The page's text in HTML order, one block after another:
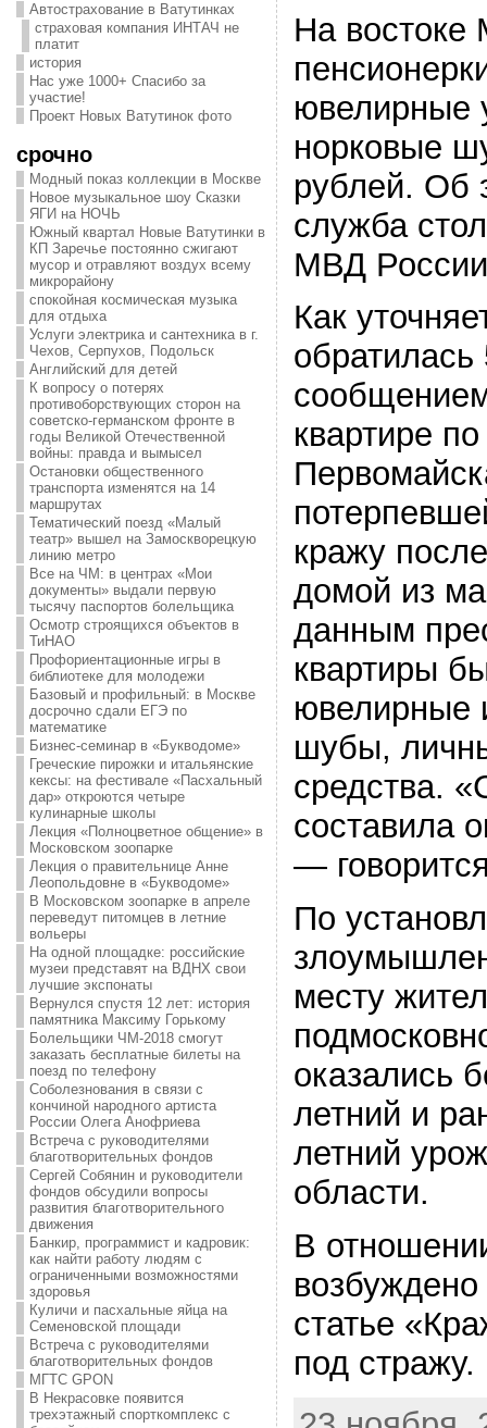
Автострахование в Ватутинках
страховая компания ИНТАЧ не
платит
история
Нас уже 1000+ Спасибо за
участие!
Проект Новых Ватутинок фото
срочно
Модный показ коллекции в Москве
Новое музыкальное шоу Сказки
ЯГИ на НОЧЬ
Южный квартал Новые Ватутинки в
КП Заречье постоянно сжигают
мусор и отравляют воздух всему
микрорайону
спокойная космическая музыка
для отдыха
Услуги электрика и сантехника в г.
Чехов, Серпухов, Подольск
Английский для детей
К вопросу о потерях
противоборствующих сторон на
советско-германском фронте в
годы Великой Отечественной
войны: правда и вымысел
Остановки общественного
транспорта изменятся на 14
маршрутах
Тематический поезд «Малый
театр» вышел на Замоскворецкую
линию метро
Все на ЧМ: в центрах «Мои
документы» выдали первую
тысячу паспортов болельщика
Осмотр строящихся объектов в
ТиНАО
Профориентационные игры в
библиотеке для молодежи
Базовый и профильный: в Москве
досрочно сдали ЕГЭ по
математике
Бизнес-семинар в «Букводоме»
Греческие пирожки и итальянские
кексы: на фестивале «Пасхальный
дар» откроются четыре
кулинарные школы
Лекция «Полноцветное общение» в
Московском зоопарке
Лекция о правительнице Анне
Леопольдовне в «Букводоме»
В Московском зоопарке в апреле
переведут питомцев в летние
вольеры
На одной площадке: российские
музеи представят на ВДНХ свои
лучшие экспонаты
Вернулся спустя 12 лет: история
памятника Максиму Горькому
Болельщики ЧМ-2018 смогут
заказать бесплатные билеты на
поезд по телефону
Соболезнования в связи с
кончиной народного артиста
России Олега Анофриева
Встреча с руководителями
благотворительных фондов
Сергей Собянин и руководители
фондов обсудили вопросы
развития благотворительного
движения
Банкир, программист и кадровик:
как найти работу людям с
ограниченными возможностями
здоровья
Куличи и пасхальные яйца на
Семеновской площади
Встреча с руководителями
благотворительных фондов
МГТС GPON
В Некрасовке появится
трехэтажный спорткомплекс с
На востоке
ювелирные
норковые
рублей. Об
служба
МВД
Как
квартире
кражу
домой из
данным
квартиры
ювелирные
шубы,
средства.
составила
—
По
месту
оказались
летний и
летний
области.
В
статье
под стражу.